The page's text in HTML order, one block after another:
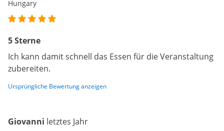
Hungary
5 Sterne
Ich kann damit schnell das Essen für die Veranstaltung
zubereiten.
Ursprüngliche Bewertung anzeigen
Giovanni letztes Jahr